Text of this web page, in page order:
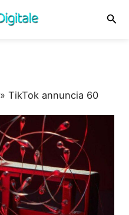
»TikTok annuncia 60